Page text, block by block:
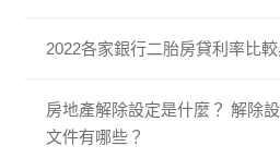
2022各家銀行二胎房貸利率比
房地產解除設定是什麼？ 解除
文件有哪些？